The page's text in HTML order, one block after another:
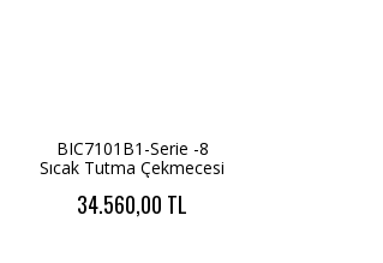
BIC7101B1-Serie -8
Sıcak Tutma Çekmecesi
34.560,00 TL